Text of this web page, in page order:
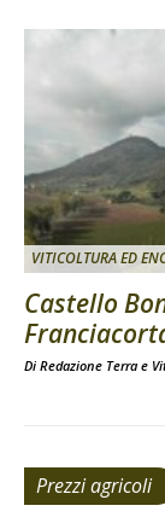
VITICOLTURA ED
Castello
Di Redazione Terra e
Prezzi agricoli